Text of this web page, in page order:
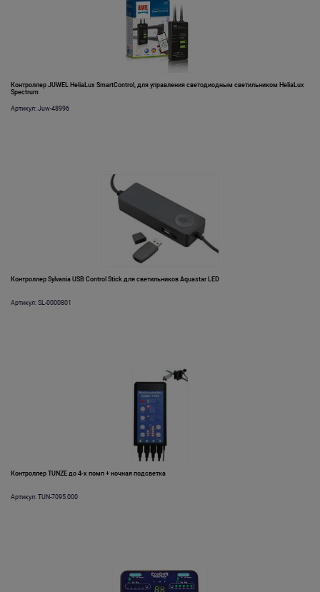
Контроллер JUWEL HeliaLux SmartControl, для управления светодиодным светильником HeliaLux
Spectrum
Артикул: Juw-48996
Контроллер Sylvania USB Control Stick для светильников Aquastar LED
Артикул: SL-0000801
Контроллер TUNZE до 4-х помп + ночная подсветка
Артикул: TUN-7095.000